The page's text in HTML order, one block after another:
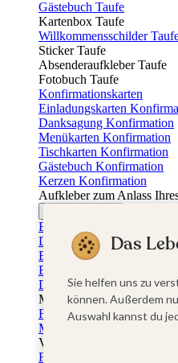
Gästebuch Taufe
Kartenbox Taufe
Willkommensschilder
Sticker Taufe
Absenderaufkleber Taufe
Fotobuch Taufe
Konfirmationskarten
Einladungskarten
Danksagung Konfirmation
Menükarten Konfirmation
Tischkarten Konfirmation
Gästebuch Konfirmation
Kerzen Konfirmation
Aufkleber zum Anlass
Einladungskarten Firmung
Dankeskarten Firmung
Einschulungskarten
Einladungskarten
Danksagung Einschulung
Muttertag
Fotogeschenke Muttertag
Muttertagskarten
Vatertag
Fotogeschenke Vatertag
Das
Sie helfen uns zu
können. Außerdem
Auswahl kannst du